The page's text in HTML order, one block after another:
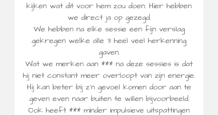
kijken wat dit voor hem zou doen. Hier hebben
we direct ja op gezegd.
We hebben na elke sessie een fijn verslag
gekregen welke alle 3 heel veel herkenning
gaven.
Wat we merken aan *** na deze sessies is dat
hij niet constant meer overloopt van zijn energie.
Hij kan beter bij z'n gevoel komen door aan te
geven even naar buiten te willen bijvoorbeeld.
Ook heeft *** minder impulsieve uitspattingen